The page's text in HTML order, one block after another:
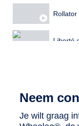
Liberté
Neem
Je wilt graag